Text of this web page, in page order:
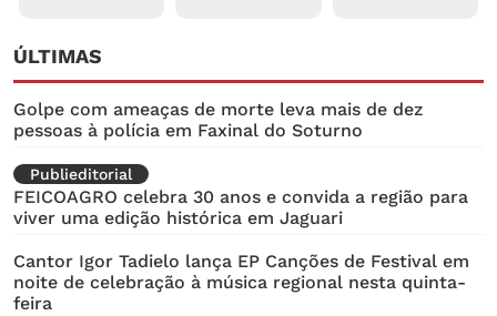
ÚLTIMAS
Golpe com ameaças de morte leva mais de dez
pessoas à polícia em Faxinal do Soturno
Publieditorial
FEICOAGRO celebra 30 anos e convida a região para
viver uma edição histórica em Jaguari
Cantor Igor Tadielo lança EP Canções de Festival em
noite de celebração à música regional nesta quinta-
feira